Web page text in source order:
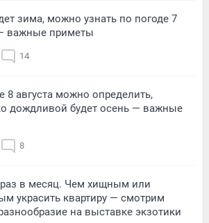
зима, можно узнать по погоде 7
важные приметы
14
8 августа можно определить,
дождливой будет осень — важные
8
в месяц. Чем хищным или
украсить квартиру — смотрим
на выставке экзотики